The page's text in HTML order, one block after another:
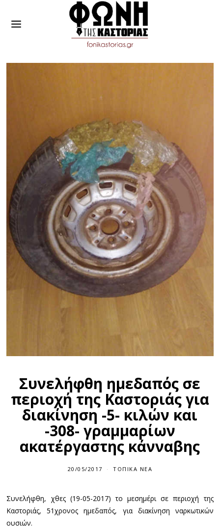
Συνελήφθη ημεδαπός σε
περιοχή της Καστοριάς για
διακίνηση -5- κιλών και
-308- γραμμαρίων
ακατέργαστης κάνναβης
20/05/2017 ΤΟΠΙΚΆ ΝΈΑ
Συνελήφθη, χθες (19-05-2017) το μεσημέρι σε περιοχή της
Καστοριάς, 51χρονος ημεδαπός, για διακίνηση ναρκωτικών
ουσιών.